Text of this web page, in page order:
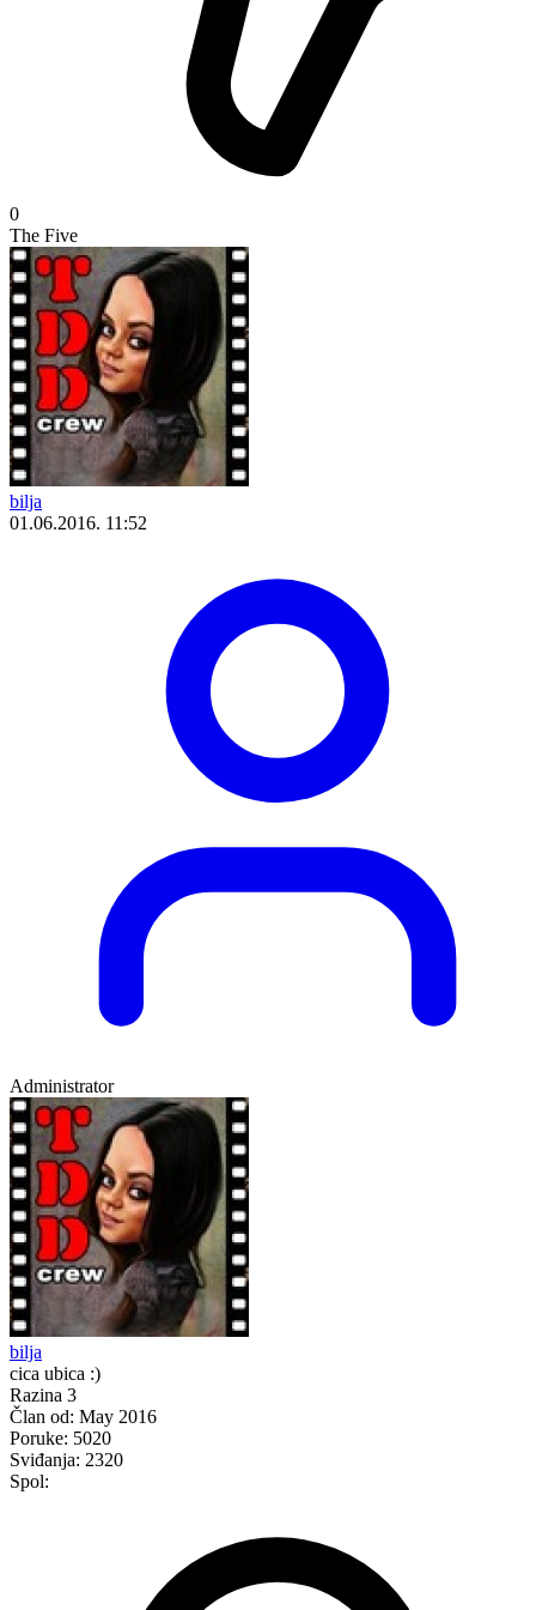
0
The Five
bilja
01.06.2016. 11:52
Administrator
bilja
cica ubica :)
Razina 3
Član od: May 2016
Poruke: 5020
Sviđanja: 2320
Spol: